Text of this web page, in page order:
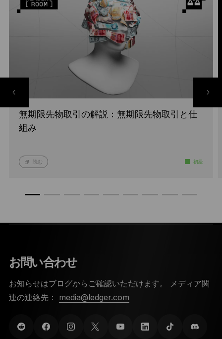
無期限先物取引の解説：無期限先物取引と仕
組み
読む 初級
お問い合わせ
お知らせはブログからご確認いただけます。 メディア関
連の連絡先：
media@ledger.com